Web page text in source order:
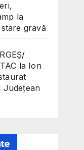
la
gravă
la Ion
Județean